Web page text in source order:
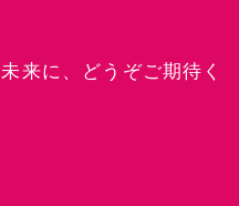
来に、どうぞご期待く